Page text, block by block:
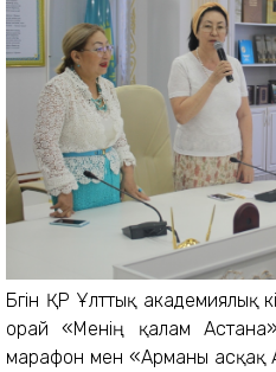
Бүгін ҚР Ұлттық академиялық
орай «Менің қалам
марафон мен «Арманы асқақ